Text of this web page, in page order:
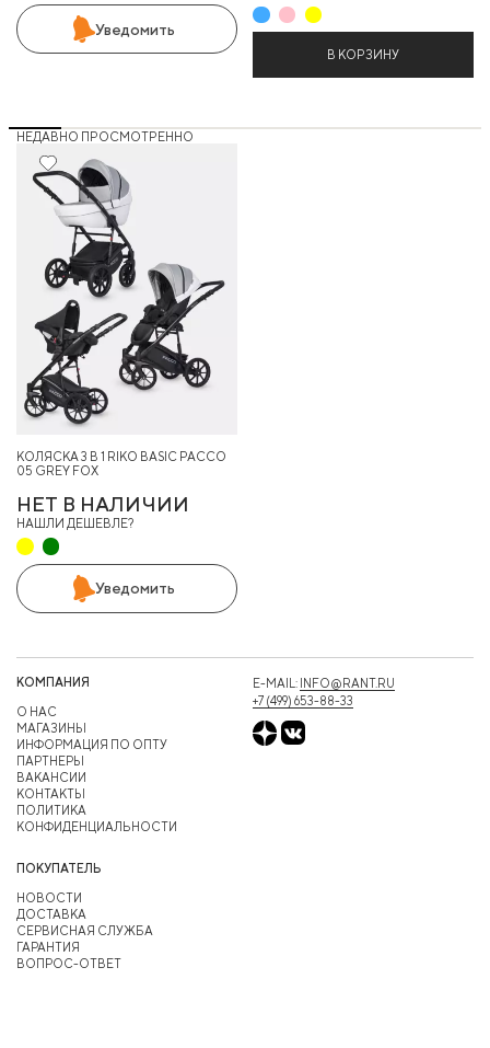
Уведомить
В КОРЗИНУ
НЕДАВНО ПРОСМОТРЕННО
КОЛЯСКА 3 В 1 RIKO BASIC PACCO
05 GREY FOX
НЕТ В НАЛИЧИИ
НАШЛИ ДЕШЕВЛЕ?
Уведомить
КОМПАНИЯ
О НАС
МАГАЗИНЫ
ИНФОРМАЦИЯ ПО ОПТУ
ПАРТНЕРЫ
ВАКАНСИИ
КОНТАКТЫ
ПОЛИТИКА
КОНФИДЕНЦИАЛЬНОСТИ
ПОКУПАТЕЛЬ
НОВОСТИ
ДОСТАВКА
СЕРВИСНАЯ СЛУЖБА
ГАРАНТИЯ
ВОПРОС-ОТВЕТ
E-MAIL: INFO@RANT.RU
+7 (499) 653-88-33